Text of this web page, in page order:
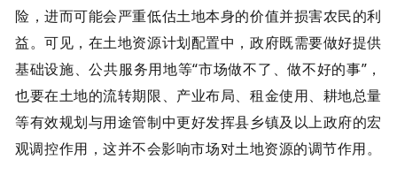
险，进而可能会严重低估土地本身的价值并损害农民的利
益。可见，在土地资源计划配置中，政府既需要做好提供
基础设施、公共服务用地等“市场做不了、做不好的事”，
也要在土地的流转期限、产业布局、租金使用、耕地总量
等有效规划与用途管制中更好发挥县乡镇及以上政府的宏
观调控作用，这并不会影响市场对土地资源的调节作用。